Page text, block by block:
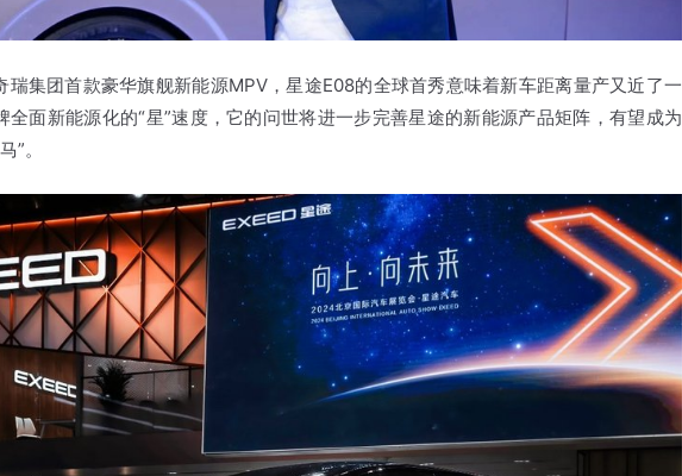
瑞集团首款豪华旗舰新能源MPV，星途E08的全球首秀意味着新车距离量产又近了一
全面新能源化的“星”速度，它的问世将进一步完善星途的新能源产品矩阵，有望成为
”。